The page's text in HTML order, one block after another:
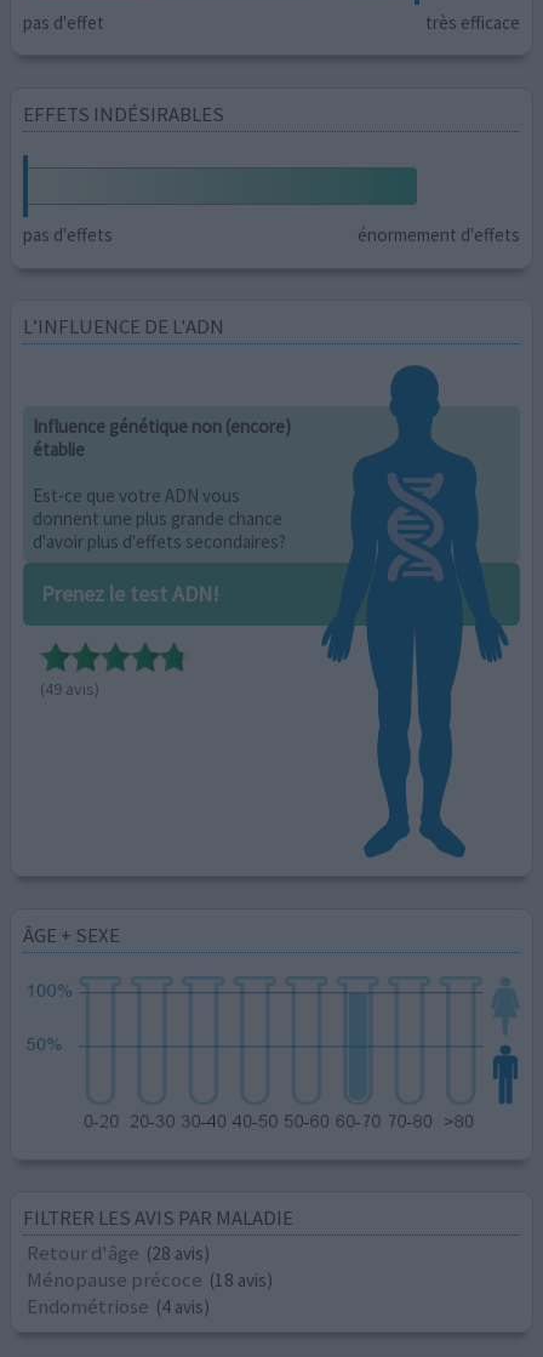
pas d'effet très efficace
EFFETS INDÉSIRABLES
pas d'effets énormement d'effets
L’INFLUENCE DE L'ADN
Influence génétique non (encore)
établie
Est-ce que votre ADN vous
donnent une plus grande chance
d'avoir plus d'effets secondaires?
Prenez le test ADN!
(49 avis)
ÂGE + SEXE
FILTRER LES AVIS PAR MALADIE
Retour d'âge (28 avis)
Ménopause précoce (18 avis)
Endométriose (4 avis)